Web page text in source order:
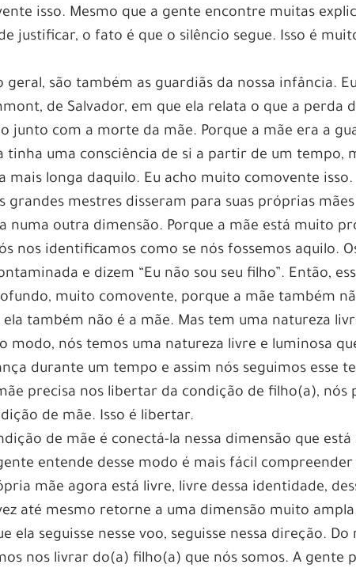
isso. Mesmo que a gente encontre muitas
justificar, o fato é que o silêncio segue. Isso é
geral, são também as guardiãs da nossa infância.
de Salvador, em que ela relata o que a perda
junto com a morte da mãe. Porque a mãe era a
tinha uma consciência de si a partir de um tempo,
mais longa daquilo. Eu acho muito comovente isso.
grandes mestres disseram para suas próprias mães
numa outra dimensão. Porque a mãe está muito
nos identificamos como se nós fossemos aquilo.
e dizem “Eu não sou seu filho”. Então,
muito comovente, porque a mãe também
também não é a mãe. Mas tem uma natureza
modo, nós temos uma natureza livre e luminosa
durante um tempo e assim nós seguimos esse
precisa nos libertar da condição de filho(a), nós
de mãe. Isso é libertar.
de mãe é conectá-la nessa dimensão que está
entende desse modo é mais fácil compreender
mãe agora está livre, livre dessa identidade,
até mesmo retorne a uma dimensão muito
ela seguisse nesse voo, seguisse nessa direção. Do
nos livrar do(a) filho(a) que nós somos. A gente